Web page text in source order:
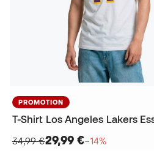
PROMOTION
34,99 €29,99 €−14%